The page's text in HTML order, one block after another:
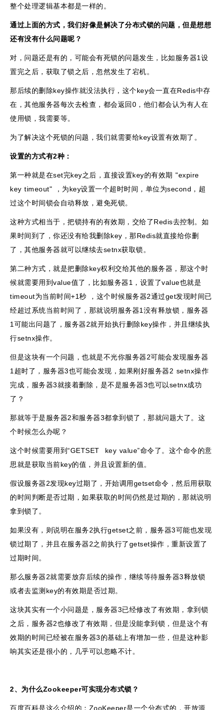
整个处理逻辑基本都是一样的。
通过上面的方式，我们好像是解决了分布式锁的问题，但是想想
还有没有什么问题呢？
对，问题还是有的，可能会有死锁的问题发生，比如服务器1设
置完之后，获取了锁之后，忽然发生了宕机。
那后续的删除key操作就没法执行，这个key会一直在Redis中存
在，其他服务器每次去检查，都会返回0，他们都会认为有人在
使用锁，我需要等。
为了解决这个死锁的问题，我们就需要给key设置有效期了。
设置的方式有2种：
第一种就是在set完key之后，直接设置key的有效期 "expire
key timeout" ，为key设置一个超时时间，单位为second，超
过这个时间锁会自动释放，避免死锁。
这种方式相当于，把锁持有的有效期，交给了Redis去控制。如
果时间到了，你还没有给我删除key，那Redis就直接给你删
了，其他服务器就可以继续去setnx获取锁。
第二种方式，就是把删除key权利交给其他的服务器，那这个时
候就需要用到value值了，比如服务器1，设置了value也就是
timeout为当前时间+1秒 ，这个时候服务器2通过get发现时间已
经超过系统当前时间了，那就说明服务器1没有释放锁，服务器
1可能出问题了，服务器2就开始执行删除key操作，并且继续执
行setnx操作。
但是这块有一个问题，也就是不光你服务器2可能会发现服务器
1超时了，服务器3也可能会发现，如果刚好服务器2 setnx操作
完成，服务器3就接着删除，是不是服务器3也可以setnx成功
了？
那就等于是服务器2和服务器3都拿到锁了，那就问题大了。这
个时候怎么办呢？
这个时候需要用到“GETSET key value”命令了。这个命令的意
思就是获取当前key的值，并且设置新的值。
假设服务器2发现key过期了，开始调用getset命令，然后用获取
的时间判断是否过期，如果获取的时间仍然是过期的，那就说明
拿到锁了。
如果没有，则说明在服务2执行getset之前，服务器3可能也发现
锁过期了，并且在服务器2之前执行了getset操作，重新设置了
过期时间。
那么服务器2就需要放弃后续的操作，继续等待服务器3释放锁
或者去监测key的有效期是否过期。
这块其实有一个小问题是，服务器3已经修改了有效期，拿到锁
之后，服务器2也修改了有效期，但是没能拿到锁，但是这个有
效期的时间已经被在服务器3的基础上有增加一些，但是这种影
响其实还是很小的，几乎可以忽略不计。
2、为什么Zookeeper可实现分布式锁？
百度百科是这么介绍的：ZooKeeper是一个分布式的，开放源